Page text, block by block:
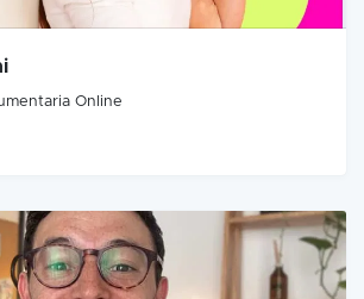
Online